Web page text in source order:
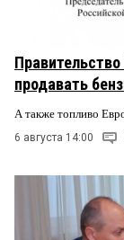
продавать
А также топливо
6 августа 14:00